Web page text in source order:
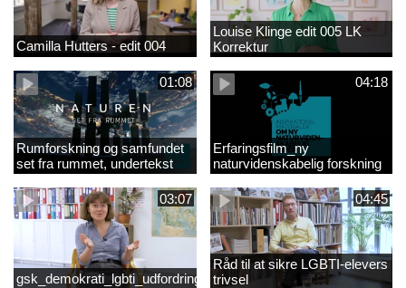
Camilla Hutters - edit 004
Louise Klinge edit 005 LK
Korrektur
01:08
Rumforskning og samfundet
set fra rummet, undertekst
04:18
Erfaringsfilm_ny
naturvidenskabelig forskning
03:07
gsk_demokrati_lgbti_udfordringer
04:45
Råd til at sikre LGBTI-elevers
trivsel